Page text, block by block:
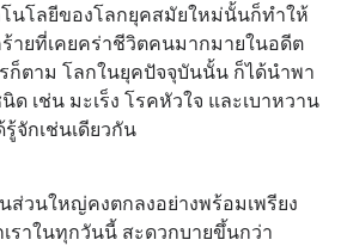
นโลยีของโลกยุคสมัยใหม่นั้นก็ทำให้
ายที่เคยคร่าชีวิตคนมากมายในอดีต
รก็ตาม โลกในยุคปัจจุบันนั้น ก็ได้นำพา
เช่น มะเร็ง โรคหัวใจ และเบาหวาน
จักเช่นเดียวกัน
ส่วนใหญ่คงตกลงอย่างพร้อมเพรียง
ราในทุกวันนี้ สะดวกบายขึ้นกว่า